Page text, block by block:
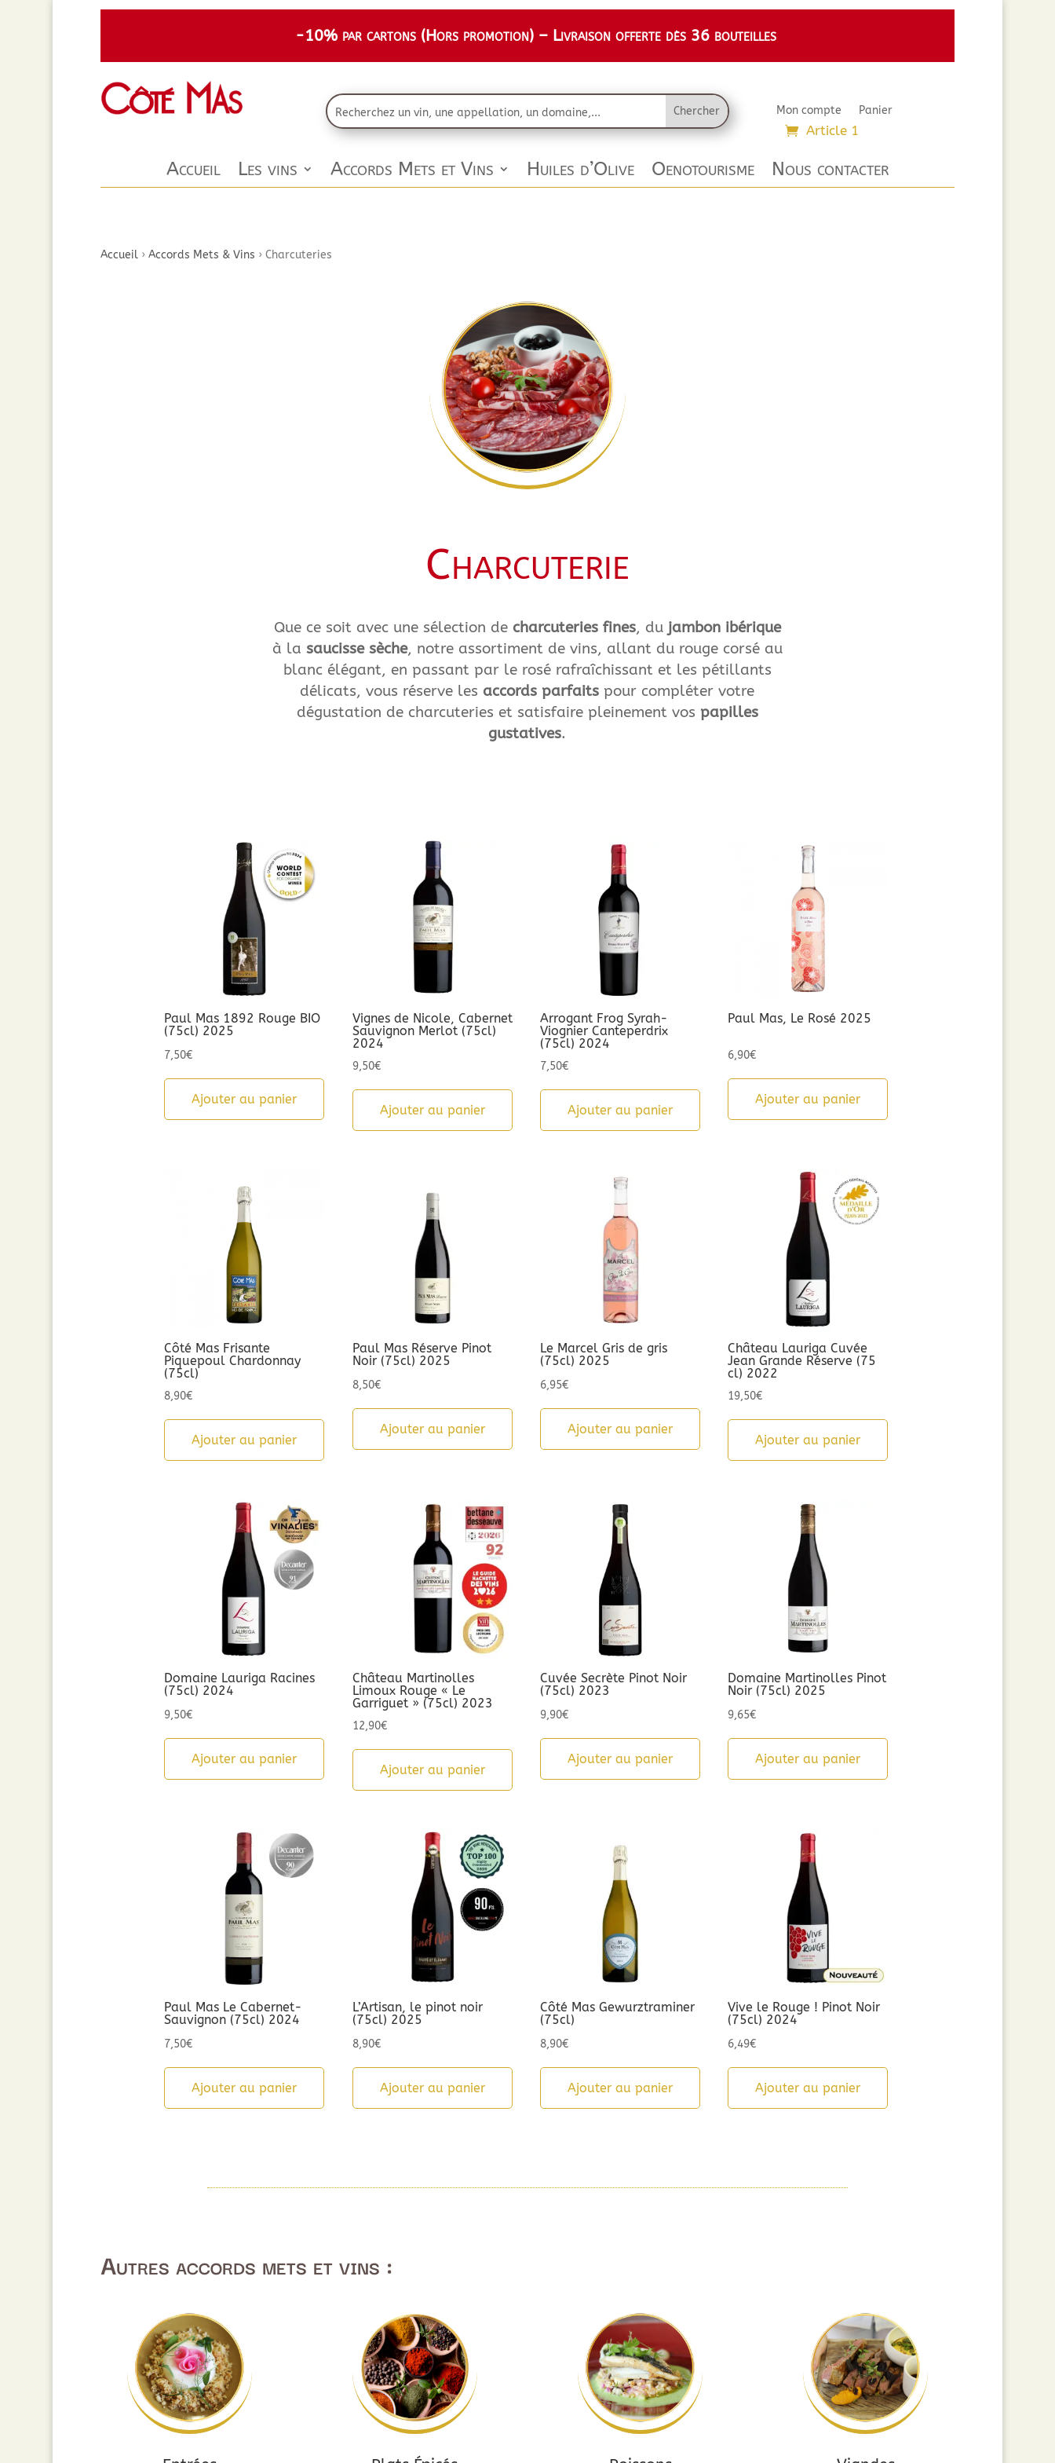
-10% par cartons (Hors promotion) – Livraison offerte dès 36 bouteilles
Mon compte Panier
Article 1
Accueil Les vins Accords Mets et Vins Huiles d’Olive Oenotourisme Nous contacter
Accueil› Accords Mets & Vins › Charcuteries
Charcuterie
Que ce soit avec une sélection decharcuteries fines, du jambon ibérique
à la saucisse sèche, notre assortiment de vins, allant du rouge corsé au
blanc élégant, en passant par le rosé rafraîchissant et les pétillants
délicats, vous réserve les accords parfaits pour compléter votre
dégustation de charcuteries et satisfaire pleinement vos papilles
gustatives.
Paul Mas 1892 Rouge BIO
(75cl) 2025
7,50€
Ajouter au panier
Vignes de Nicole, Cabernet
Sauvignon Merlot (75cl)
2024
9,50€
Ajouter au panier
Arrogant Frog Syrah-
Viognier Canteperdrix
(75cl) 2024
7,50€
Ajouter au panier
Paul Mas, Le Rosé 2025
6,90€
Ajouter au panier
Côté Mas Frisante
Piquepoul Chardonnay
(75cl)
8,90€
Ajouter au panier
Paul Mas Réserve Pinot
Noir (75cl) 2025
8,50€
Ajouter au panier
Le Marcel Gris de gris
(75cl) 2025
6,95€
Ajouter au panier
Château Lauriga Cuvée
Jean Grande Réserve (75
cl) 2022
19,50€
Ajouter au panier
Domaine Lauriga Racines
(75cl) 2024
9,50€
Ajouter au panier
Château Martinolles
Limoux Rouge « Le
Garriguet » (75cl) 2023
12,90€
Ajouter au panier
Cuvée Secrète Pinot Noir
(75cl) 2023
9,90€
Ajouter au panier
Domaine Martinolles Pinot
Noir (75cl) 2025
9,65€
Ajouter au panier
Paul Mas Le Cabernet-
Sauvignon (75cl) 2024
7,50€
Ajouter au panier
L’Artisan, le pinot noir
(75cl) 2025
8,90€
Ajouter au panier
Côté Mas Gewurztraminer
(75cl)
8,90€
Ajouter au panier
Vive le Rouge ! Pinot Noir
(75cl) 2024
6,49€
Ajouter au panier
Autres accords mets et vins :